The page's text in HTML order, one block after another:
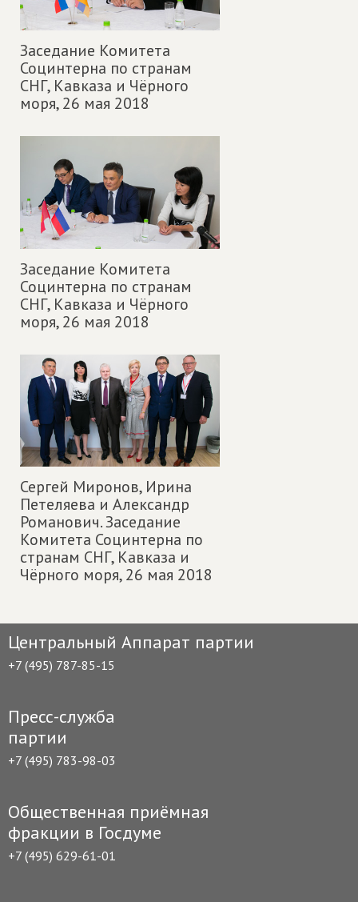
Заседание Комитета
Социнтерна по странам
СНГ, Кавказа и Чёрного
моря,26 мая 2018
Заседание Комитета
Социнтерна по странам
СНГ, Кавказа и Чёрного
моря,26 мая 2018
Сергей Миронов, Ирина
Петеляева и Александр
Романович. Заседание
Комитета Социнтерна по
странам СНГ, Кавказа и
Чёрного моря,26 мая 2018
Центральный Аппарат партии
+7 (495) 787-85-15
Пресс-служба
партии
+7 (495) 783-98-03
Общественная приёмная
фракции в Госдуме
+7 (495) 629-61-01